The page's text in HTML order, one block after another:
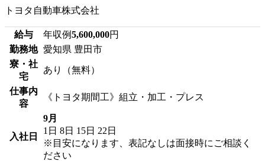
トヨタ自動車株式会社
給与 年収例5,600,000円
勤務地 愛知県 豊田市
寮・社
宅
あり（無料）
仕事内
容
《トヨタ期間工》組立・加工・プレス
入社日
9月
1日 8日 15日 22日
※目安になります、表記なしは面接時にご相談く
ださい